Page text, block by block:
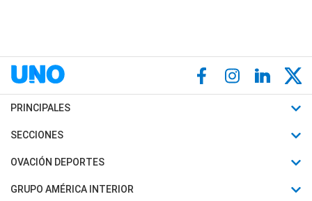
PRINCIPALES
Últimas Noticias
Política
SECCIONES
Horóscopo
Motores
OVACIÓN DEPORTES
Fútbol
GRUPO AMÉRICA INTERIOR